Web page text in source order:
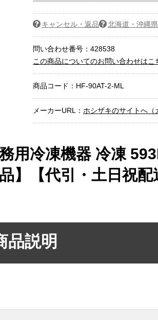
キャンセル・返品 北海道・沖縄
問い合わせ番号：428538
この商品についてのお問い合わせはこ
商品コード： HF-90AT-2-ML
メーカーURL： ホシザキのサイトへ（
冷凍機器 冷凍
【代引・土日祝配
品説明